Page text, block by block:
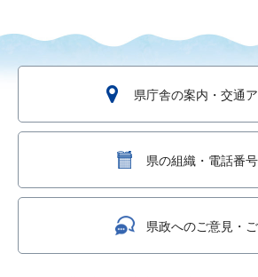
県庁舎の案内・交通
県の組織・電話番
県政へのご意見・